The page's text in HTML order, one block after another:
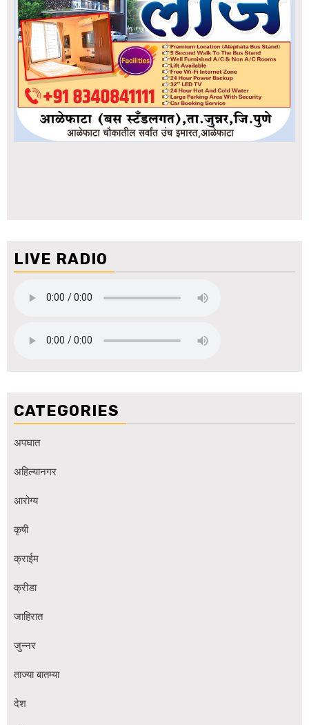
LIVE RADIO
CATEGORIES
अपघात
अहिल्यानगर
आरोग्य
कृषी
क्राईम
क्रीडा
जाहिरात
जुन्नर
ताज्या बातम्या
देश